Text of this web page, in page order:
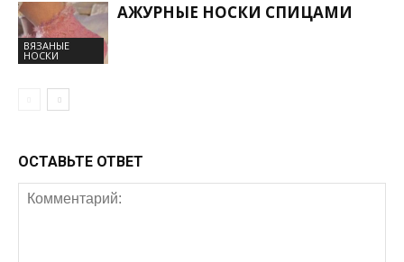
ВЯЗАНЫЕ
НОСКИ
АЖУРНЫЕ НОСКИ СПИЦАМИ
ОСТАВЬТЕ ОТВЕТ